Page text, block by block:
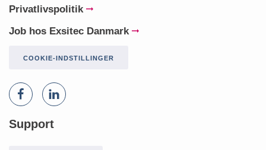
Privatlivspolitik
Job hos Exsitec Danmark
COOKIE-INDSTILLINGER
Support